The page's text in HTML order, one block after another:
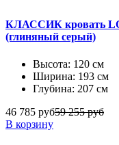
КЛАССИК кровать
(глиняный серый)
Высота: 120 см
Ширина: 193 см
Глубина: 207 см
46 785 руб59 255 руб
В корзину